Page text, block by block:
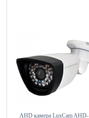
AHD камера LuxCam AHD-